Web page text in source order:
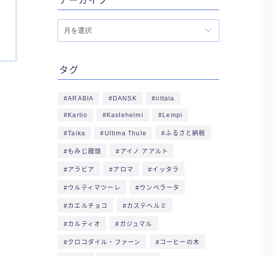
ア
ブ
タグ
ARABIA DANSK iittala
Kartio Kastehelmi Lempi
Taika Ultima Thule ふるさと納税
もみじ饅頭 アイノ アアルト
アラビア アロマ イッタラ
ウルティマツーレ ウンベラータ
カエルチョコ カステヘルミ
カルティオ ガジュマル
クロコダイル・ファーン コーヒーの木